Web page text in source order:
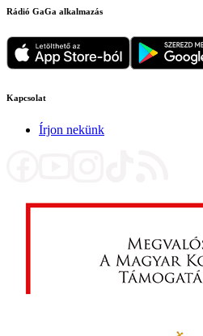
Rádió GaGa alkalmazás
Kapcsolat
Írjon nekünk